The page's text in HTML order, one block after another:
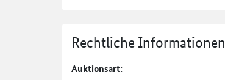
Rechtliche Informationen
Auktionsart: